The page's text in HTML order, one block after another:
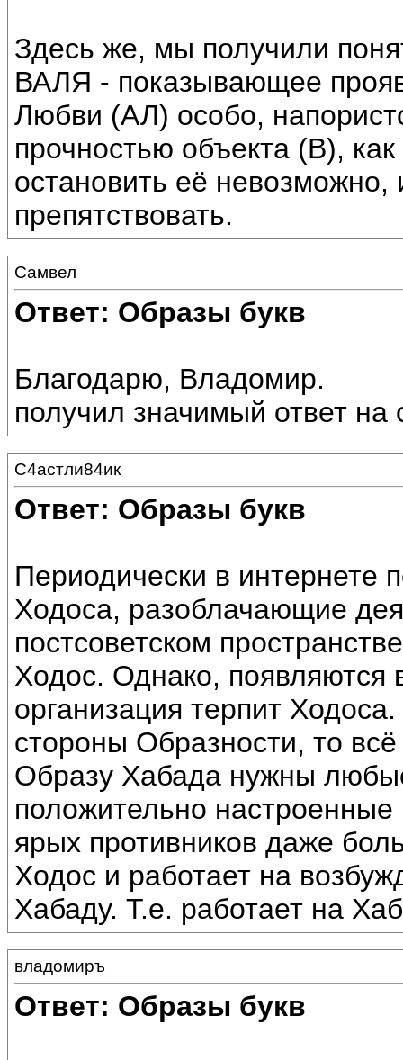
Здесь же, мы получили
ВАЛЯ - показывающее
Любви (АЛ) особо,
прочностью объекта (В),
остановить её
препятствовать.
Самвел
Ответ: Образы букв
Благодарю, Владомир.
получил значимый ответ на
С4астли84ик
Ответ: Образы букв
Периодически в интернете
Ходоса, разоблачающие
постсоветском
Ходос. Однако, появляются
организация терпит
стороны Образности, то
Образу Хабада нужны
положительно
ярых противников даже
Ходос и работает на
Хабаду. Т.е. работает на
владомиръ
Ответ: Образы букв